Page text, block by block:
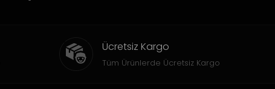
Ücretsiz Kargo
Tüm Ürünlerde Ücretsiz Kargo